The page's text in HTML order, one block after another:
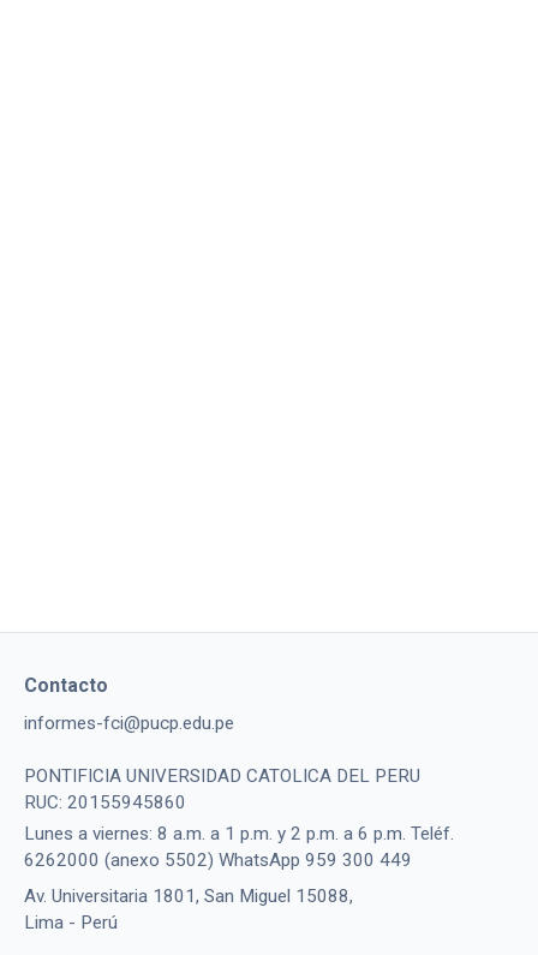
Contacto
informes-fci@pucp.edu.pe
PONTIFICIA UNIVERSIDAD CATOLICA DEL PERU
RUC: 20155945860
Lunes a viernes: 8 a.m. a 1 p.m. y 2 p.m. a 6 p.m. Teléf.
6262000 (anexo 5502) WhatsApp 959 300 449
Av. Universitaria 1801, San Miguel 15088,
Lima - Perú